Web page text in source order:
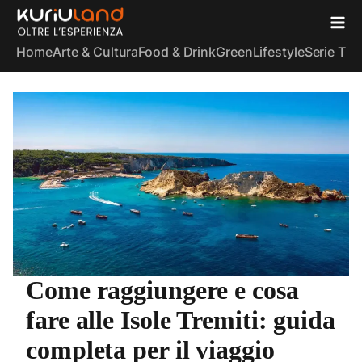
HomeArte & CulturaFood & DrinkGreenLifestyleSerie TV
Come raggiungere e cosa
fare alle Isole Tremiti: guida
completa per il viaggio